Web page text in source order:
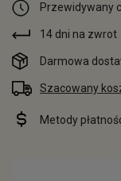
Przewidywany
14 dni na zwrot
Darmowa
Szacowany
Metody